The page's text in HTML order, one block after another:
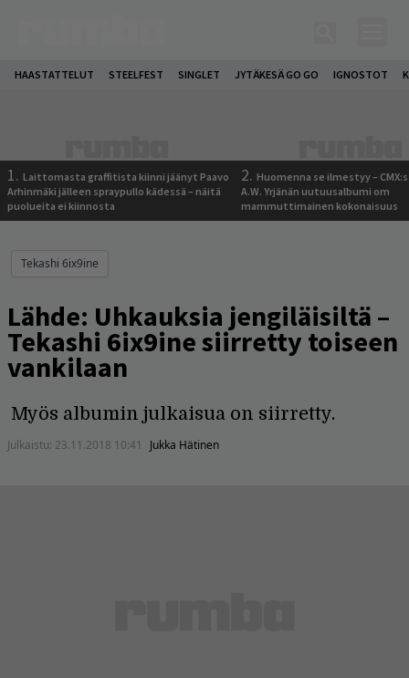
HAASTATTELUT STEELFEST SINGLET JYTÄKESÄ GO GO IGNOSTOT
1. Laittomasta graffitista kiinni jäänyt Paavo
Arhinmäki jälleen spraypullo kädessä – näitä
puolueita ei kiinnosta
2. Huomenna se ilmestyy –
A.W. Yrjänän uutuusalbumi om
mammuttimainen kokonaisuus
Tekashi 6ix9ine
Lähde: Uhkauksia jengiläisiltä –
Tekashi 6ix9ine siirretty toiseen
vankilaan
Myös albumin julkaisua on siirretty.
Julkaistu: 23.11.2018 10:41 Jukka Hätinen